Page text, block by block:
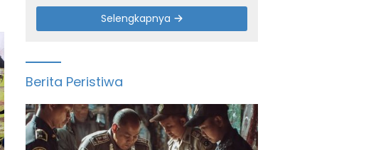
Selengkapnya
Berita Peristiwa